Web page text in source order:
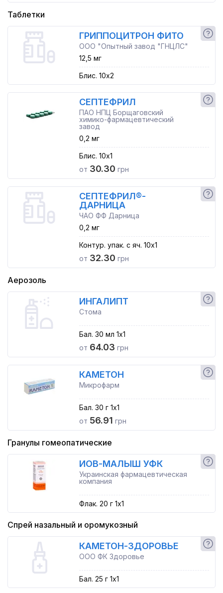
Таблетки
ГРИППОЦИТРОН ФИТО
ООО "Опытный завод "ГНЦЛС"
12,5 мг
Блис. 10x2
СЕПТЕФРИЛ
ПАО НПЦ Борщаговский
химико-фармацевтический
завод
0,2 мг
Блис. 10x1
от 30.30 грн
СЕПТЕФРИЛ®-
ДАРНИЦА
ЧАО ФФ Дарница
0,2 мг
Контур. упак. с яч. 10x1
от 32.30 грн
Аерозоль
ИНГАЛИПТ
Стома
Бал. 30 мл 1x1
от 64.03 грн
КАМЕТОН
Микрофарм
Бал. 30 г 1x1
от 56.91 грн
Гранулы гомеопатические
ИОВ-МАЛЫШ УФК
Украинская фармацевтическая
компания
Флак. 20 г 1x1
Спрей назальный и оромукозный
КАМЕТОН-ЗДОРОВЬЕ
ООО ФК Здоровье
Бал. 25 г 1x1